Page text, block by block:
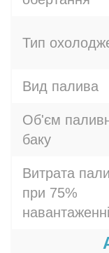
Тип
Вид палива
Об'єм
баку
Витрата
при 75%
навантаженні